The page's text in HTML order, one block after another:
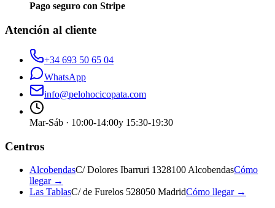
Pago seguro con Stripe
Atención al cliente
+34 693 50 65 04
WhatsApp
info@pelohocicopata.com
Mar-Sáb · 10:00-14:00y 15:30-19:30
Centros
AlcobendasC/ Dolores Ibarruri 1328100 AlcobendasCómo
llegar →
Las TablasC/ de Furelos 528050 MadridCómo llegar →